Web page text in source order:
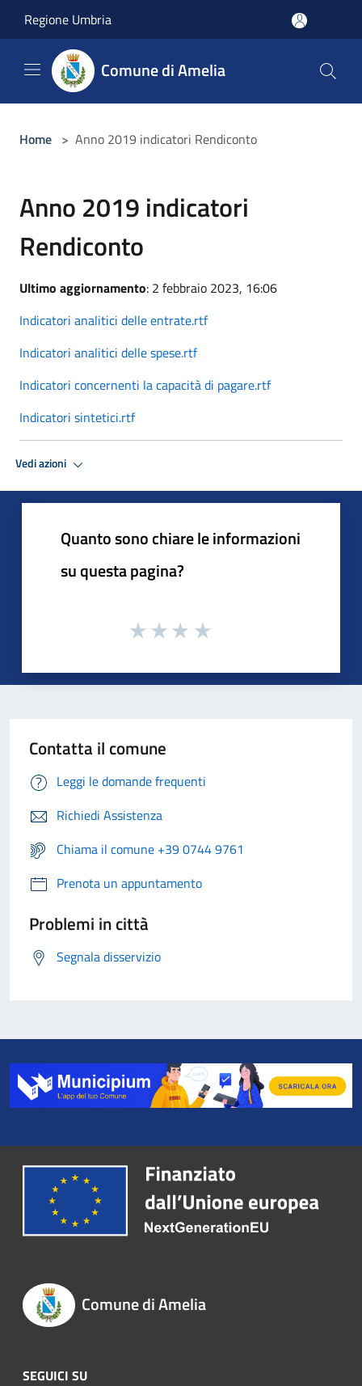
Regione Umbria
Comune di Amelia
Home > Anno 2019 indicatori Rendiconto
Anno 2019 indicatori
Rendiconto
Ultimo aggiornamento: 2 febbraio 2023, 16:06
Indicatori analitici delle entrate.rtf
Indicatori analitici delle spese.rtf
Indicatori concernenti la capacità di pagare.rtf
Indicatori sintetici.rtf
Vedi azioni
Quanto sono chiare le informazioni
su questa pagina?
Contatta il comune
Leggi le domande frequenti
Richiedi Assistenza
Chiama il comune +39 0744 9761
Prenota un appuntamento
Problemi in città
Segnala disservizio
Comune di Amelia
SEGUICI SU